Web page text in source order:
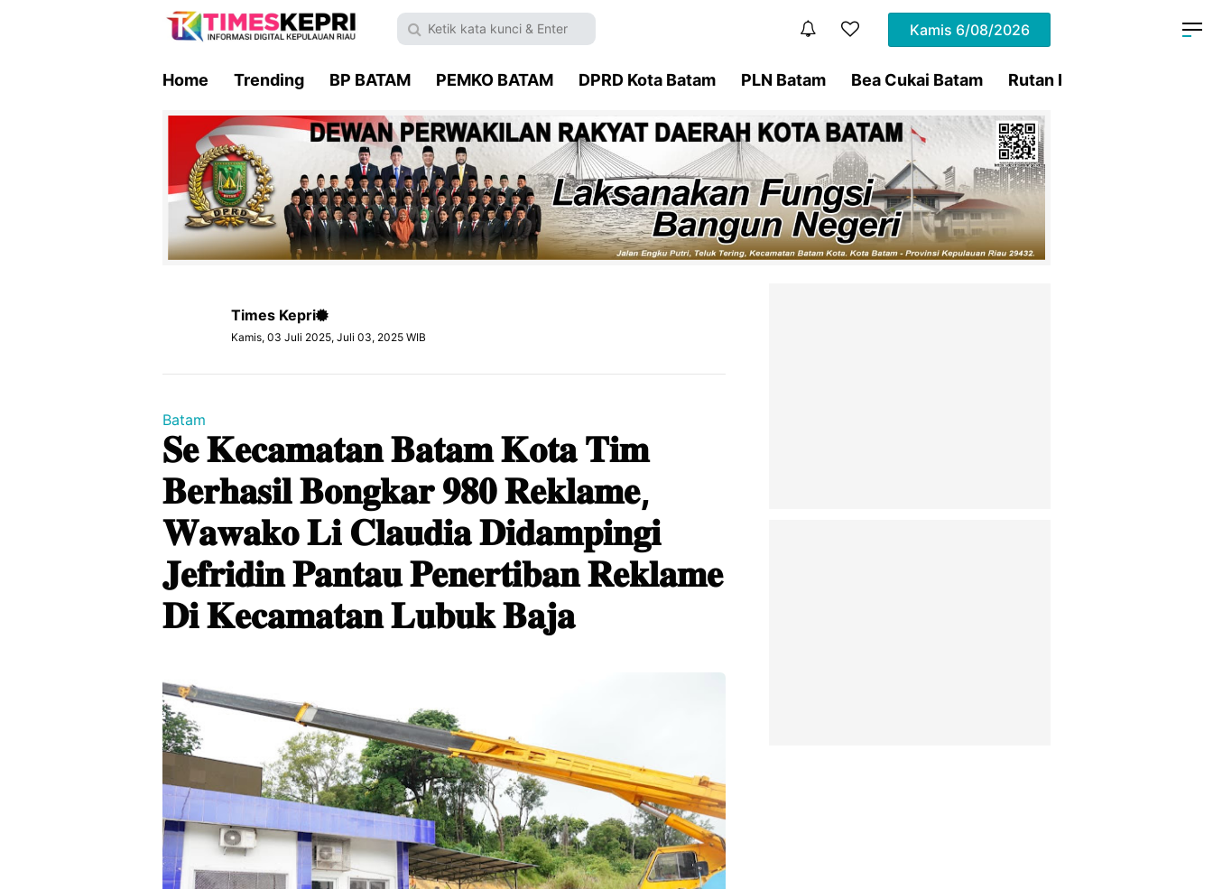
Kamis 6/08/2026
Home Trending BP BATAM PEMKO BATAM DPRD Kota Batam PLN Batam Bea Cukai Batam Rutan Kelas IIA Batam
Times Kepri
Kamis, 03 Juli 2025, Juli 03, 2025 WIB
Batam
𝐒𝐞 𝐊𝐞𝐜𝐚𝐦𝐚𝐭𝐚𝐧 𝐁𝐚𝐭𝐚𝐦 𝐊𝐨𝐭𝐚 𝐓𝐢𝐦
𝐁𝐞𝐫𝐡𝐚𝐬𝐢𝐥 𝐁𝐨𝐧𝐠𝐤𝐚𝐫 𝟗𝟖𝟎 𝐑𝐞𝐤𝐥𝐚𝐦𝐞,
𝐖𝐚𝐰𝐚𝐤𝐨 𝐋𝐢 𝐂𝐥𝐚𝐮𝐝𝐢𝐚 𝐃𝐢𝐝𝐚𝐦𝐩𝐢𝐧𝐠𝐢
𝐉𝐞𝐟𝐫𝐢𝐝𝐢𝐧 𝐏𝐚𝐧𝐭𝐚𝐮 𝐏𝐞𝐧𝐞𝐫𝐭𝐢𝐛𝐚𝐧 𝐑𝐞𝐤𝐥𝐚𝐦𝐞
𝐃𝐢 𝐊𝐞𝐜𝐚𝐦𝐚𝐭𝐚𝐧 𝐋𝐮𝐛𝐮𝐤 𝐁𝐚𝐣𝐚